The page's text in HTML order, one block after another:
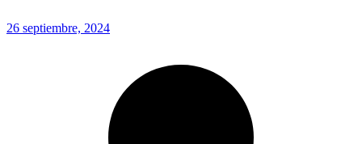
26 septiembre, 2024